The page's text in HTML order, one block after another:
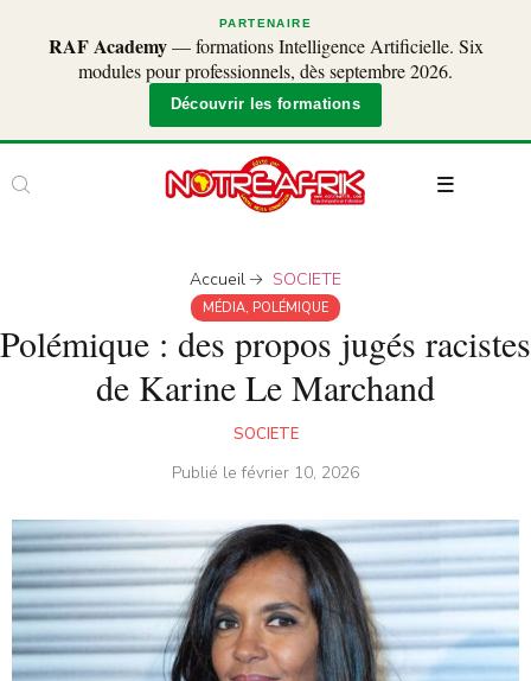
PARTENAIRE
RAF Academy— formations Intelligence Artificielle. Six
modules pour professionnels, dès septembre 2026.
Découvrir les formations
Accueil SOCIETE
MÉDIA, POLÉMIQUE
Polémique : des propos jugés racistes
de Karine Le Marchand
SOCIETE
Publié lefévrier 10, 2026